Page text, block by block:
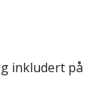
inkludert på